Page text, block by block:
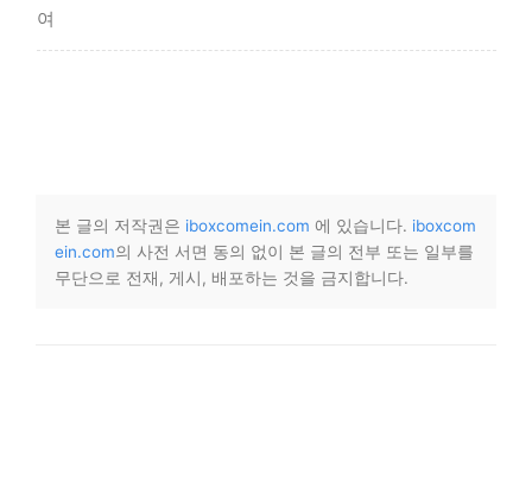
여
본 글의 저작권은 iboxcomein.com 에 있습니다. iboxcom
ein.com의 사전 서면 동의 없이 본 글의 전부 또는 일부를
무단으로 전재, 게시, 배포하는 것을 금지합니다.